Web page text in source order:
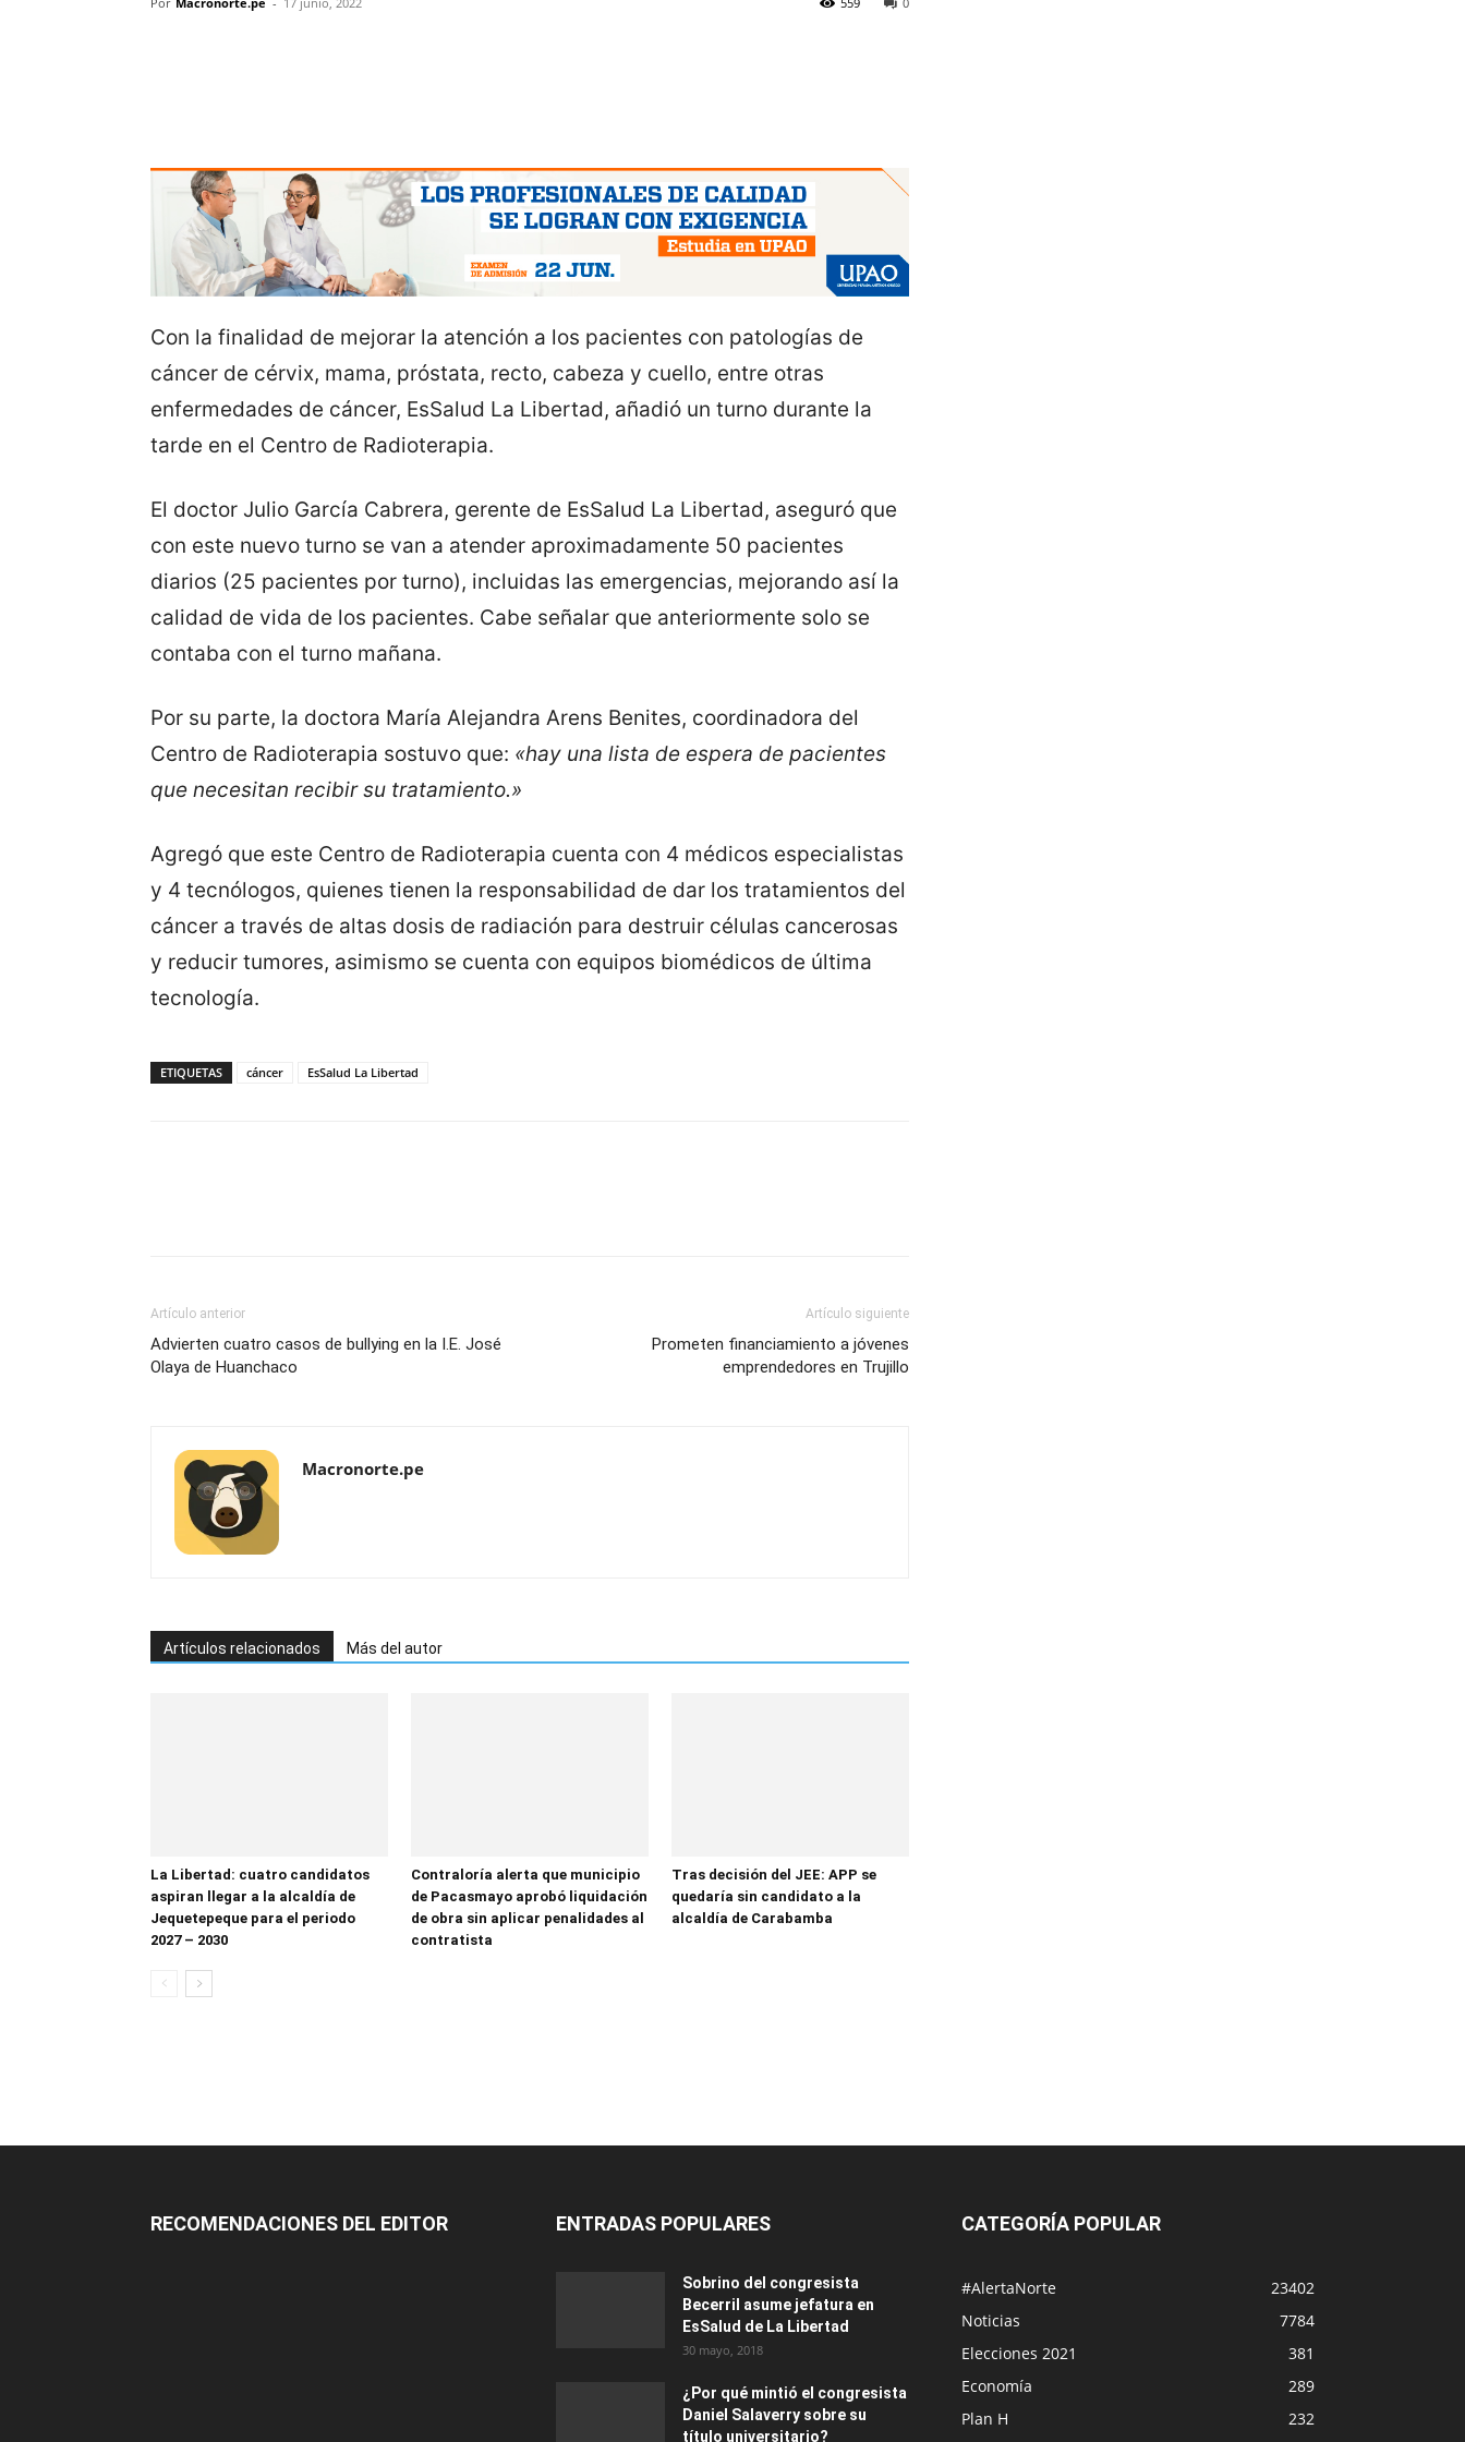
Con la finalidad de mejorar la atención a los pacientes con patologías de
cáncer de cérvix, mama, próstata, recto, cabeza y cuello, entre otras
enfermedades de cáncer, EsSalud La Libertad, añadió un turno durante la
tarde en el Centro de Radioterapia.
El doctor Julio García Cabrera, gerente de EsSalud La Libertad, aseguró que
con este nuevo turno se van a atender aproximadamente 50 pacientes
diarios (25 pacientes por turno), incluidas las emergencias, mejorando así la
calidad de vida de los pacientes. Cabe señalar que anteriormente solo se
contaba con el turno mañana.
Por su parte, la doctora María Alejandra Arens Benites, coordinadora del
Centro de Radioterapia sostuvo que: «hay una lista de espera de pacientes
que necesitan recibir su tratamiento.»
Agregó que este Centro de Radioterapia cuenta con 4 médicos especialistas
y 4 tecnólogos, quienes tienen la responsabilidad de dar los tratamientos del
cáncer a través de altas dosis de radiación para destruir células cancerosas
y reducir tumores, asimismo se cuenta con equipos biomédicos de última
tecnología.
ETIQUETAS cáncer EsSalud La Libertad
Artículo anterior
Advierten cuatro casos de bullying en la I.E. José
Olaya de Huanchaco
Artículo siguiente
Prometen financiamiento a jóvenes
emprendedores en Trujillo
Macronorte.pe
Artículos relacionados Más del autor
La Libertad: cuatro candidatos
aspiran llegar a la alcaldía de
Jequetepeque para el periodo
2027 – 2030
Contraloría alerta que municipio
de Pacasmayo aprobó liquidación
de obra sin aplicar penalidades al
contratista
Tras decisión del JEE: APP se
quedaría sin candidato a la
alcaldía de Carabamba
RECOMENDACIONES DEL EDITOR ENTRADAS POPULARES
Sobrino del congresista
Becerril asume jefatura en
EsSalud de La Libertad
30 mayo, 2018
¿Por qué mintió el congresista
Daniel Salaverry sobre su
título universitario?
CATEGORÍA POPULAR
#AlertaNorte
23402
Noticias
7784
Elecciones 2021
381
Economía
289
Plan H
232